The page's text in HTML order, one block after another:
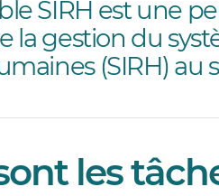
SIRH est une
la gestion du
(SIRH) au
les